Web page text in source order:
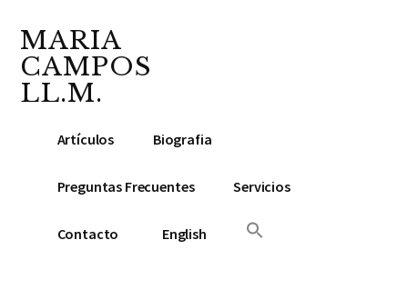
contenido
principal
barra
lateral
footer
menu
MARIA
CAMPOS
LL.M.
Público
Artículos Biografia
Preguntas Frecuentes Servicios
Contacto English